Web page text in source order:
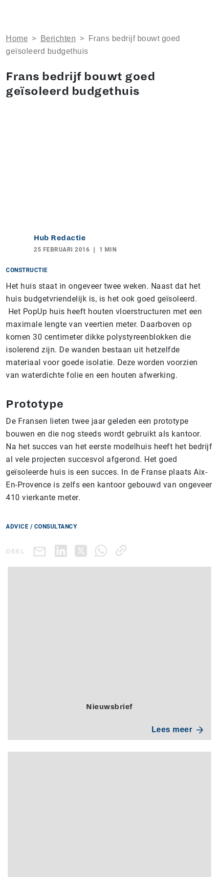
Home > Berichten >
​Frans bedrijf bouwt goed
geïsoleerd budgethuis
​Frans bedrijf bouwt goed
geïsoleerd budgethuis
Hub Redactie
25 FEBRUARI 2016 1 MIN
CONSTRUCTIE
Het huis staat in ongeveer twee weken. Naast dat het
huis budgetvriendelijk is, is het ook goed geïsoleerd.
Het PopUp huis heeft houten vloerstructuren met een
maximale lengte van veertien meter. Daarboven op
komen 30 centimeter dikke polystyreenblokken die
isolerend zijn. De wanden bestaan uit hetzelfde
materiaal voor goede isolatie. Deze worden voorzien
van waterdichte folie en een houten afwerking.
Prototype
De Fransen lieten twee jaar geleden een prototype
bouwen en die nog steeds wordt gebruikt als kantoor.
Na het succes van het eerste modelhuis heeft het bedrijf
al vele projecten succesvol afgerond. Het goed
geïsoleerde huis is een succes. In de Franse plaats Aix-
En-Provence is zelfs een kantoor gebouwd van ongeveer
410 vierkante meter.
ADVICE / CONSULTANCY
DEEL
Nieuwsbrief
Lees meer